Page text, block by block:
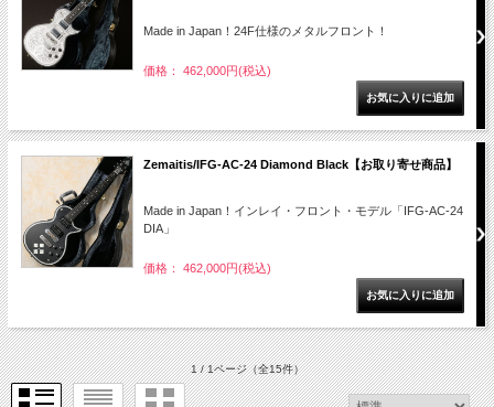
Made in Japan！24F仕様のメタルフロント！
価格： 462,000円(税込)
Zemaitis/IFG-AC-24 Diamond Black【お取り寄せ商品】
Made in Japan！インレイ・フロント・モデル「IFG-AC-24
DIA」
価格： 462,000円(税込)
1 / 1ページ（全15件）